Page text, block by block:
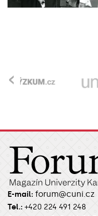
‹
E-mail: forum@cuni.cz
Tel.: +420 224 491 248